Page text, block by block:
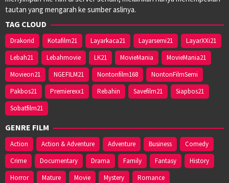
tautan yang mengarah ke sumber aslinya.
TAG CLOUD
Drakorid Kotafilm21 Layarkaca21 Layarsemi21
LayarXXi21
Lebah21
Lebahmovie LK21 MovieMania
MovieMania21
Movieon21
NGEFILM21 Nontonfilm168
NontonFilmSemi
Pakbos21
Premierexx1 Rebahin Savefilm21
Siapbos21
Sobatfilm21
GENRE FILM
Action Action & Adventure Adventure Business
Comedy
Crime
Documentary Drama Family Fantasy
History
Horror
Mature Movie Mystery Romance